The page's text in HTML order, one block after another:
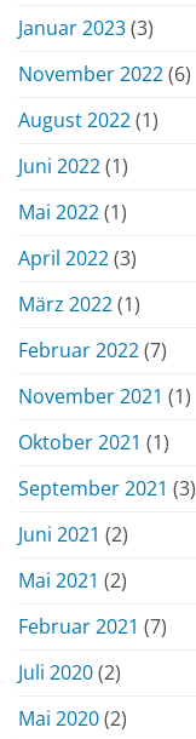
Januar 2023(3)
November 2022(6)
August 2022(1)
Juni 2022(1)
Mai 2022(1)
April 2022(3)
März 2022(1)
Februar 2022(7)
November 2021 (1)
Oktober 2021 (1)
September 2021 (3)
Juni 2021 (2)
Mai 2021 (2)
Februar 2021 (7)
Juli 2020(2)
Mai 2020(2)